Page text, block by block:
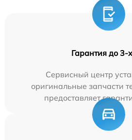
Гарантия до 3-
Сервисный центр
оригинальные запчасти
предоставляет